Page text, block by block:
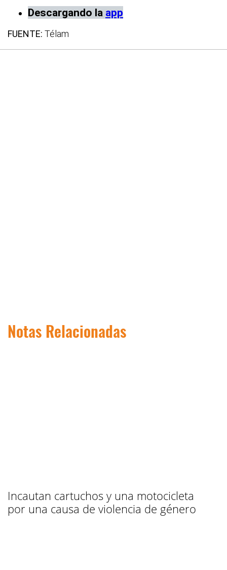
Descargando la app
FUENTE: Télam
Notas Relacionadas
Incautan cartuchos y una motocicleta
por una causa de violencia de género